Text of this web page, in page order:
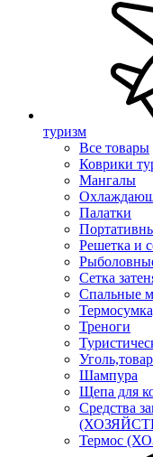
туризм
Все товары
Коврики
Мангалы
Палатки
Решетка и
Сетка
Спальные
Треноги
Шампура
Щепа для
Средства
Термос